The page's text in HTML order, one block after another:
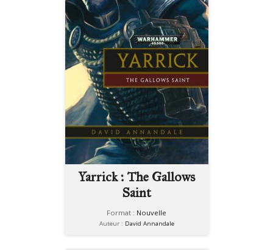
Yarrick : The Gallows
Saint
Format : Nouvelle
Auteur : David Annandale